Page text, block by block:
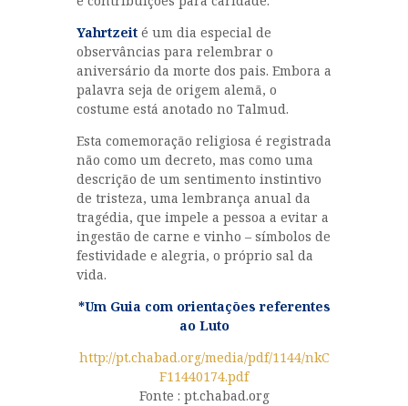
Yahrtzeit é um dia especial de
observâncias para relembrar o
aniversário da morte dos pais. Embora a
palavra seja de origem alemã, o
costume está anotado no Talmud.
Esta comemoração religiosa é registrada
não como um decreto, mas como uma
descrição de um sentimento instintivo
de tristeza, uma lembrança anual da
tragédia, que impele a pessoa a evitar a
ingestão de carne e vinho – símbolos de
festividade e alegria, o próprio sal da
vida.
*Um Guia com orientaçōes referentes
ao Luto
http://pt.chabad.org/media/pdf/1144/nkC
F11440174.pdf
Fonte : pt.chabad.org